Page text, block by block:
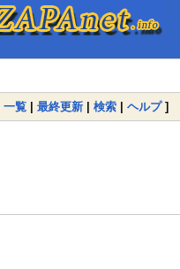
一覧 | 最終更新 | 検索 | ヘルプ]